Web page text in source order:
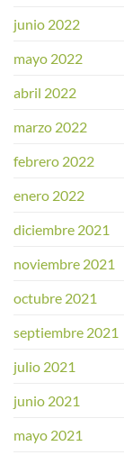
junio 2022
mayo 2022
abril 2022
marzo 2022
febrero 2022
enero 2022
diciembre 2021
noviembre 2021
octubre 2021
septiembre 2021
julio 2021
junio 2021
mayo 2021